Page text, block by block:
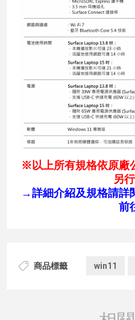
※以上所有規格依原廠
另
→詳細介紹及規格請詳
前
商品標籤 win11